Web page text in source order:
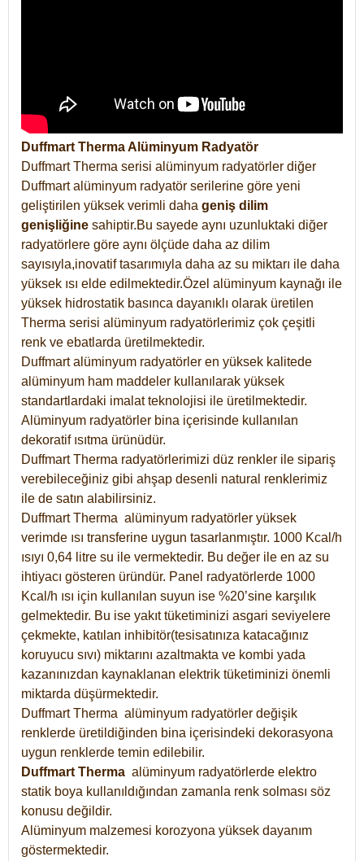
Duffmart Therma Alüminyum Radyatör
Duffmart Therma serisi alüminyum radyatörler diğer
Duffmart alüminyum radyatör serilerine göre yeni
geliştirilen yüksek verimli daha geniş dilim
genişliğine sahiptir.Bu sayede aynı uzunluktaki diğer
radyatörlere göre aynı ölçüde daha az dilim
sayısıyla,inovatif tasarımıyla daha az su miktarı ile daha
yüksek ısı elde edilmektedir.Özel alüminyum kaynağı ile
yüksek hidrostatik basınca dayanıklı olarak üretilen
Therma serisi alüminyum radyatörlerimiz çok çeşitli
renk ve ebatlarda üretilmektedir.
Duffmart alüminyum radyatörler en yüksek kalitede
alüminyum ham maddeler kullanılarak yüksek
standartlardaki imalat teknolojisi ile üretilmektedir.
Alüminyum radyatörler bina içerisinde kullanılan
dekoratif ısıtma ürünüdür.
Duffmart Therma radyatörlerimizi düz renkler ile sipariş
verebileceğiniz gibi ahşap desenli natural renklerimiz
ile de satın alabilirsiniz.
Duffmart Therma alüminyum radyatörler yüksek
verimde ısı transferine uygun tasarlanmıştır. 1000 Kcal/h
ısıyı 0,64 litre su ile vermektedir. Bu değer ile en az su
ihtiyacı gösteren üründür. Panel radyatörlerde 1000
Kcal/h ısı için kullanılan suyun ise %20’sine karşılık
gelmektedir. Bu ise yakıt tüketiminizi asgari seviyelere
çekmekte, katılan inhibitör(tesisatınıza katacağınız
koruyucu sıvı) miktarını azaltmakta ve kombi yada
kazanınızdan kaynaklanan elektrik tüketiminizi önemli
miktarda düşürmektedir.
Duffmart Therma alüminyum radyatörler değişik
renklerde üretildiğinden bina içerisindeki dekorasyona
uygun renklerde temin edilebilir.
Duffmart Therma alüminyum radyatörlerde elektro
statik boya kullanıldığından zamanla renk solması söz
konusu değildir.
Alüminyum malzemesi korozyona yüksek dayanım
göstermektedir.